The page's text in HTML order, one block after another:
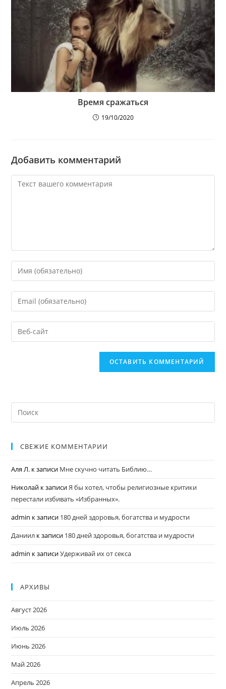
Время сражаться
19/10/2020
Добавить комментарий
СВЕЖИЕ КОММЕНТАРИИ
Аля Л. к записи Мне скучно читать Библию…
Николай к записиЯ бы хотел, чтобы религиозные критики
перестали избивать «Избранных».
admin к записи 180 дней здоровья, богатства и мудрости
Даниил к записи 180 дней здоровья, богатства и мудрости
admin к записиУдерживай их от секса
АРХИВЫ
Август 2026
Июль 2026
Июнь 2026
Май 2026
Апрель 2026